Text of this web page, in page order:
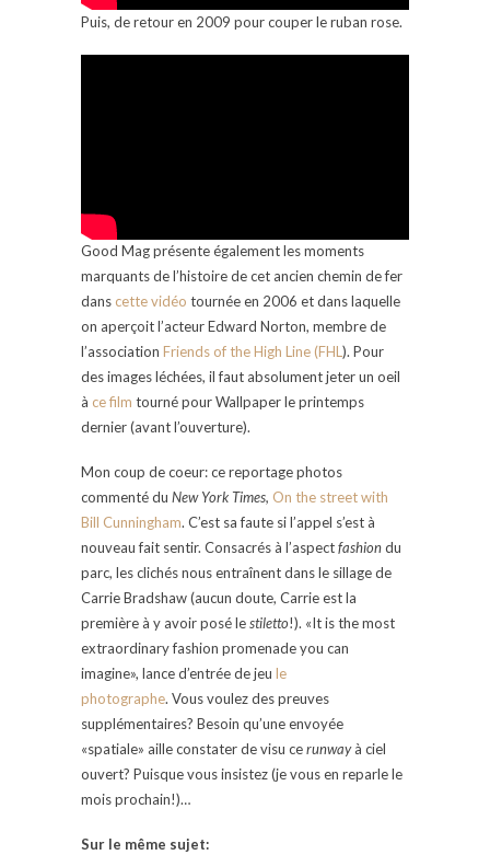
Puis, de retour en 2009 pour couper le ruban rose.
Good Mag présente également les moments
marquants de l’histoire de cet ancien chemin de fer
dans cette vidéo tournée en 2006 et dans laquelle
on aperçoit l’acteur Edward Norton, membre de
l’association Friends of the High Line (FHL). Pour
des images léchées, il faut absolument jeter un oeil
à ce film tourné pour Wallpaper le printemps
dernier (avant l’ouverture).
Mon coup de coeur: ce reportage photos
commenté du New York Times, On the street with
Bill Cunningham. C’est sa faute si l’appel s’est à
nouveau fait sentir. Consacrés à l’aspectfashiondu
parc, les clichés nous entraînent dans le sillage de
Carrie Bradshaw (aucun doute, Carrie est la
première à y avoir posé lestiletto!). «It is the most
extraordinary fashion promenade you can
imagine», lance d’entrée de jeu le
photographe. Vous voulez des preuves
supplémentaires? Besoin qu’une envoyée
«spatiale» aille constater de visu cerunwayà ciel
ouvert? Puisque vous insistez (je vous en reparle le
mois prochain!)…
Sur le même sujet: